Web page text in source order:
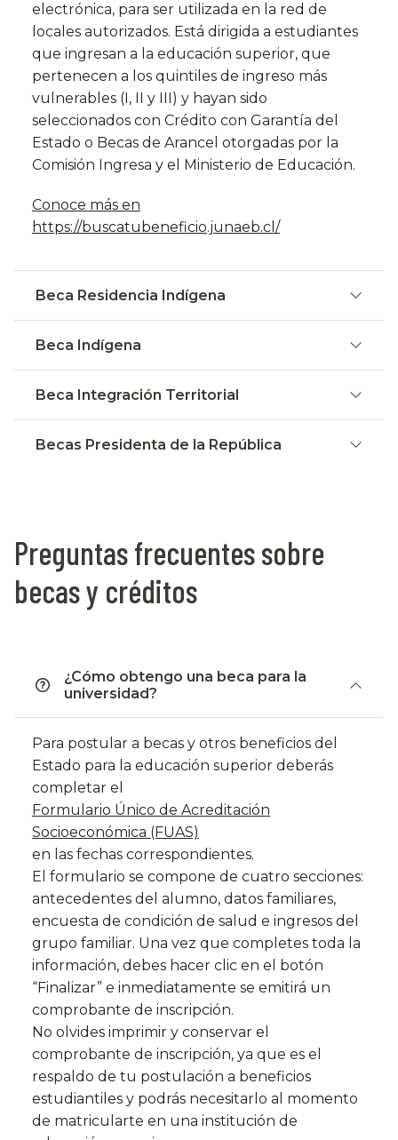
electrónica, para ser utilizada en la red de
locales autorizados. Está dirigida a estudiantes
que ingresan a la educación superior, que
pertenecen a los quintiles de ingreso más
vulnerables (I, II y III) y hayan sido
seleccionados con Crédito con Garantía del
Estado o Becas de Arancel otorgadas por la
Comisión Ingresa y el Ministerio de Educación.
Conoce más en
https://buscatubeneficio.junaeb.cl/
Beca Residencia Indígena
Beca Indígena
Beca Integración Territorial
Becas Presidenta de la República
Preguntas frecuentes sobre
becas y créditos
¿Cómo obtengo una beca para la
universidad?
Para postular a becas y otros beneficios del
Estado para la educación superior deberás
completar el
Formulario Único de Acreditación
Socioeconómica (FUAS)
en las fechas correspondientes.
El formulario se compone de cuatro secciones:
antecedentes del alumno, datos familiares,
encuesta de condición de salud e ingresos del
grupo familiar. Una vez que completes toda la
información, debes hacer clic en el botón
“Finalizar” e inmediatamente se emitirá un
comprobante de inscripción.
No olvides imprimir y conservar el
comprobante de inscripción, ya que es el
respaldo de tu postulación a beneficios
estudiantiles y podrás necesitarlo al momento
de matricularte en una institución de